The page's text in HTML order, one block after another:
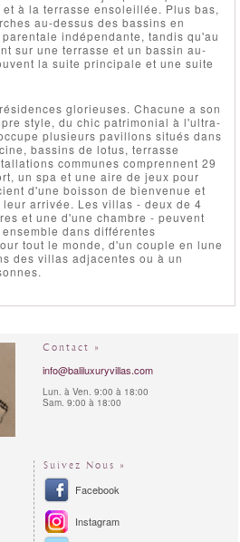
à la terrasse ensoleillée. Plus bas,
au-dessus des bassins en
indépendante, tandis qu'au
sur une terrasse et un bassin au-
la suite principale et une suite
glorieuses. Chacune a son
style, du chic patrimonial à l'ultra-
plusieurs pavillons situés dans
bassins de lotus, terrasse
communes comprennent 29
un spa et une aire de jeux pour
d'une boisson de bienvenue et
arrivée. Les villas - deux de 4
et une d'une chambre - peuvent
dans différentes
tout le monde, d'un couple en lune
des villas adjacentes ou à un
Contact »
info@baliluxuryvillas.com
Lun. à Ven. 9:00 à 18:00
Sam. 9:00 à 18:00
Suivez Nous »
Facebook
Instagram